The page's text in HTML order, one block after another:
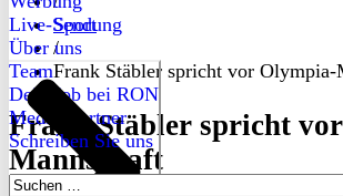
Live-Sendung
Über uns
Team
Dein Job bei RON
Medienpartner
Schreiben Sie uns
Suchen
Sport
/
Frank Stäbler spricht vor Olympia-
Frank Stäbler spricht
Mannschaft